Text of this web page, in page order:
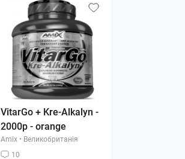
VitarGo + Kre-Alkalyn -
2000р - orange
Amix • Великобританія
10